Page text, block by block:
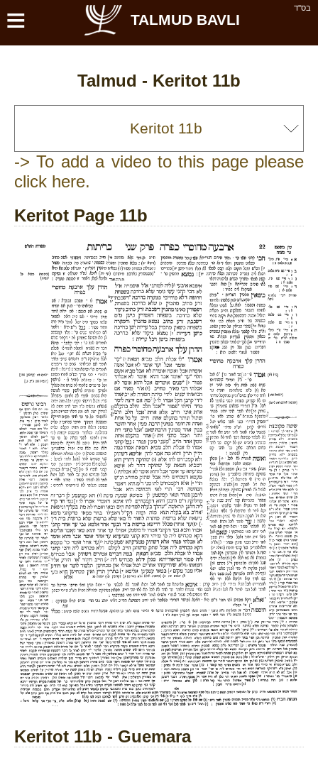
בס''ד ≡ TALMUD BAVLI
Talmud - Keritot 11b
-> To add a video to this page please
click here.
Keritot Page 11b
Keritot 11b - Guemara